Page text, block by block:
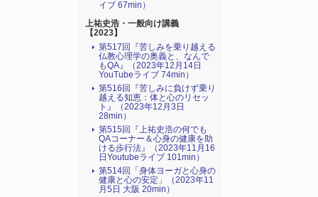
イブ 67min）
上祐史浩・一般向け講義
【2023】
第517回『苦しみを乗り越える
仏教心理学の奥義と、なんで
もQA』（2023年12月14日
YouTubeライブ 74min）
第516回『苦しみに負けず乗り
越える知恵：体と心のリセッ
ト』（2023年12月3日
28min）
第515回『上祐史浩の何でも
QAコーナー＆心身の健康を助
ける歩行法』（2023年11月16
日Youtubeライブ 101min）
第514回「身体ヨーガと心身の
健康と心の安定」（2023年11
月5日 大阪 20min）